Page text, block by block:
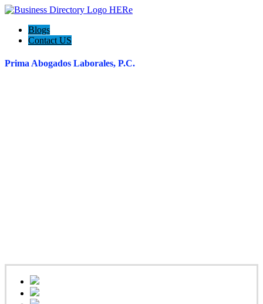
Blogs
Contact US
Prima Abogados Laborales, P.C.